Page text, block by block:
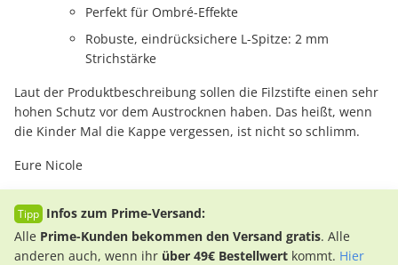
Perfekt für Ombré-Effekte
Robuste, eindrücksichere L-Spitze: 2 mm
Strichstärke
Laut der Produktbeschreibung sollen die Filzstifte einen sehr
hohen Schutz vor dem Austrocknen haben. Das heißt, wenn
die Kinder Mal die Kappe vergessen, ist nicht so schlimm.
Eure Nicole
Infos zum Prime-Versand:
Alle Prime-Kunden bekommen den Versand gratis. Alle
anderen auch, wenn ihr über 49€ Bestellwert kommt. Hier